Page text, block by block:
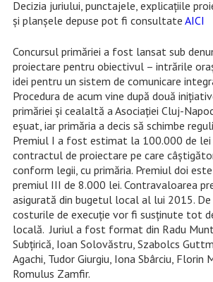
Decizia juriului, punctajele, explicațiile
și planșele depuse pot fi consultate AICI
Concursul primăriei a fost lansat sub
proiectare pentru obiectivul – intrările
idei pentru un sistem de comunicare
Procedura de acum vine după două
primăriei și cealaltă a Asociației Cluj-
eșuat, iar primăria a decis să schimbe
Premiul I a fost estimat la 100.000 de lei
contractul de proiectare pe care
conform legii, cu primăria. Premiul doi
premiul III de 8.000 lei. Contravaloarea
asigurată din bugetul local al lui 2015. De
costurile de execuție vor fi susținute tot
locală. Juriul a fost format din Radu
Subțirică, Ioan Solovăstru, Szabolcs
Agachi, Tudor Giurgiu, Iona Sbârciu, Florin
Romulus Zamfir.